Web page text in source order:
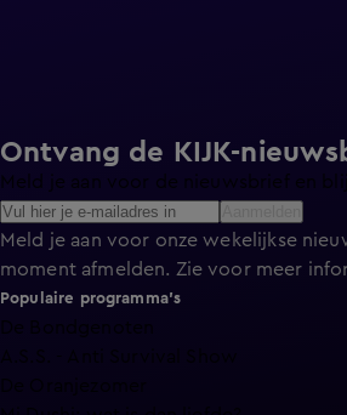
Ontvang de KIJK-
Meld je aan voor de nieuwsbrief en
Meld je aan voor onze wekelijkse
moment afmelden. Zie voor meer
Populaire programma's